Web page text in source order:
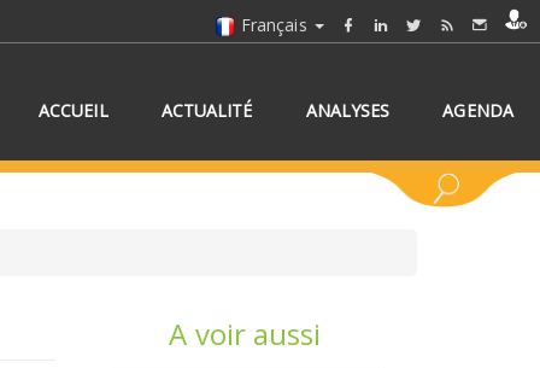
Français
ACCUEIL ACTUALITÉ ANALYSES AGENDA
A voir aussi